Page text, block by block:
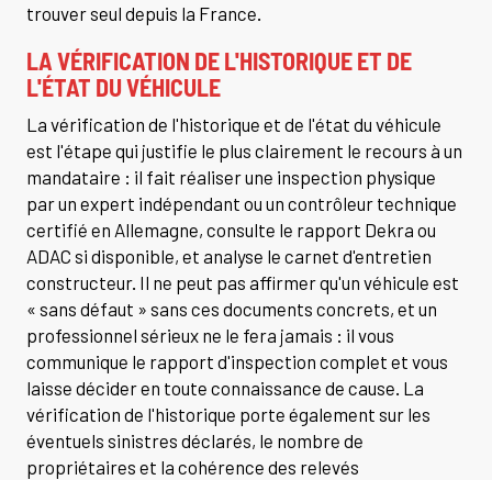
trouver seul depuis la France.
LA VÉRIFICATION DE L'HISTORIQUE ET DE
L'ÉTAT DU VÉHICULE
La vérification de l'historique et de l'état du véhicule
est l'étape qui justifie le plus clairement le recours à un
mandataire : il fait réaliser une inspection physique
par un expert indépendant ou un contrôleur technique
certifié en Allemagne, consulte le rapport Dekra ou
ADAC si disponible, et analyse le carnet d'entretien
constructeur. Il ne peut pas affirmer qu'un véhicule est
« sans défaut » sans ces documents concrets, et un
professionnel sérieux ne le fera jamais : il vous
communique le rapport d'inspection complet et vous
laisse décider en toute connaissance de cause. La
vérification de l'historique porte également sur les
éventuels sinistres déclarés, le nombre de
propriétaires et la cohérence des relevés